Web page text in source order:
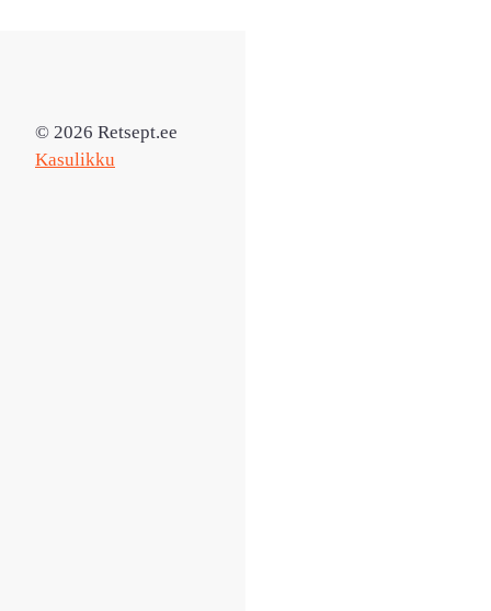
© 2026 Retsept.ee
Kasulikku